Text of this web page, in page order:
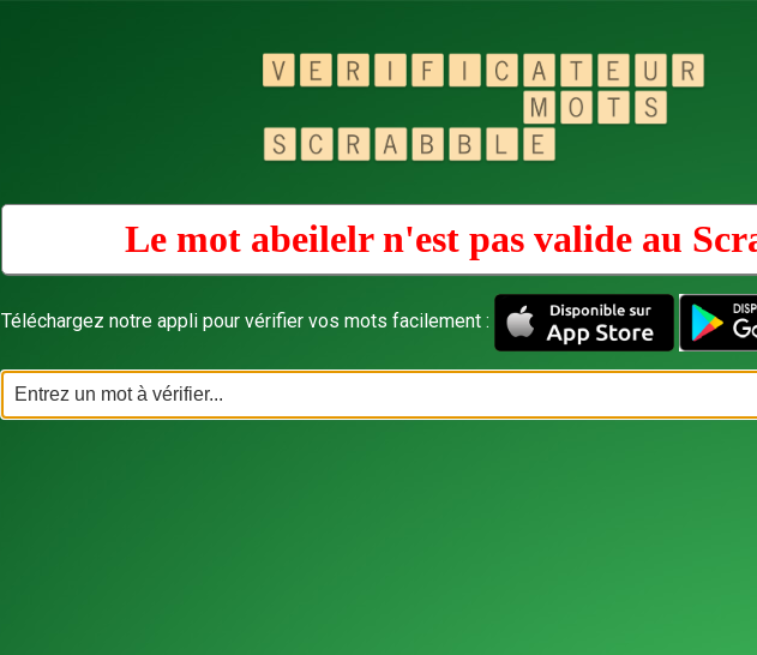
Le mot abeilelr n'est pas valide au
Téléchargez notre appli pour vérifier vos mots facilement :